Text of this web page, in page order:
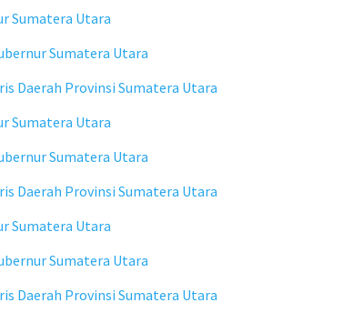
Sumatera Utara
Sumatera Utara
Daerah Provinsi Sumatera Utara
Sumatera Utara
Sumatera Utara
Daerah Provinsi Sumatera Utara
Sumatera Utara
Sumatera Utara
Daerah Provinsi Sumatera Utara